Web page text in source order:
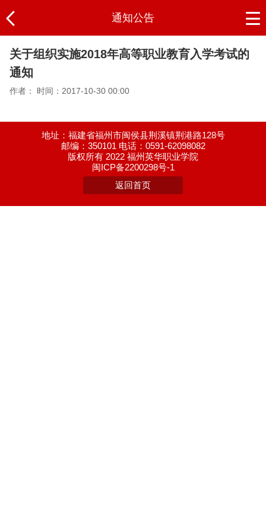
通知公告
关于组织实施2018年高等职业教育入学考试的
通知
作者： 时间：2017-10-30 00:00
地址：福建省福州市闽侯县荆溪镇荆港路128号
邮编：350101 电话：0591-62098082
版权所有 2022 福州英华职业学院
闽ICP备2200298号-1
返回首页